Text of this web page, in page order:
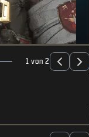
1 von 2